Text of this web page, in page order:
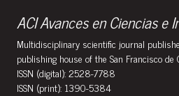
ACI Avances en Ciencias e
Multidisciplinary scientific journal
publishing house of the San Francisco de
ISSN (digital): 2528-7788
ISSN (print): 1390-5384